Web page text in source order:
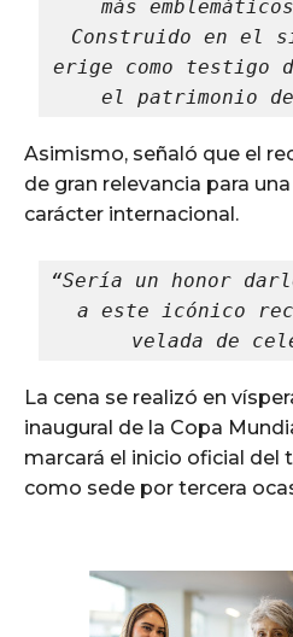
más
Construido en el
erige como testigo
el patrimonio
Asimismo, señaló que el
de gran relevancia para
carácter internacional.
“Sería un honor
a este icónico
velada de
La cena se realizó en
inaugural de la Copa
marcará el inicio oficial del
como sede por tercera